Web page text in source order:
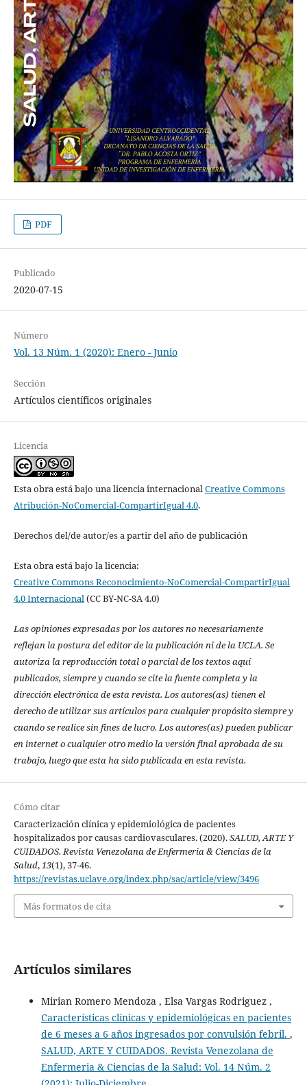
PDF
Publicado
2020-07-15
Número
Vol. 13 Núm. 1 (2020): Enero - Junio
Sección
Artículos científicos originales
Licencia
Esta obra está bajo una licencia internacionalCreative Commons
Atribución-NoComercial-CompartirIgual 4.0.
Derechos del/de autor/es a partir del año de publicación
Esta obra está bajo la licencia:
Creative Commons Reconocimiento-NoComercial-CompartirIgual
4.0 Internacional(CC BY-NC-SA 4.0)
Las opiniones expresadas por los autores no necesariamente
reflejan la postura del editor de la publicación ni de la UCLA. Se
autoriza la reproducción total o parcial de los textos aquí
publicados, siempre y cuando se cite la fuente completa y la
dirección electrónica de esta revista. Los autores(as) tienen el
derecho de utilizar sus artículos para cualquier propósito siempre y
cuando se realice sin fines de lucro. Los autores(as) pueden publicar
en internet o cualquier otro medio la versión final aprobada de su
trabajo, luego que esta ha sido publicada en esta revista.
Cómo citar
Caracterización clínica y epidemiológica de pacientes
hospitalizados por causas cardiovasculares. (2020).SALUD, ARTE Y
CUIDADOS. Revista Venezolana de Enfermeria & Ciencias de la
Salud,13(1), 37-46.
https://revistas.uclave.org/index.php/sac/article/view/3496
Más formatos de cita
Artículos similares
Mirian Romero Mendoza , Elsa Vargas Rodriguez ,
Características clínicas y epidemiológicas en pacientes
de 6 meses a 6 años ingresados por convulsión febril. ,
SALUD, ARTE Y CUIDADOS. Revista Venezolana de
Enfermeria & Ciencias de la Salud: Vol. 14 Núm. 2